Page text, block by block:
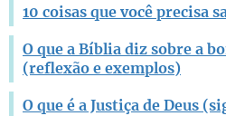
10 coisas que você precisa
O que a Bíblia diz sobre a
(reflexão e exemplos)
O que é a Justiça de Deus